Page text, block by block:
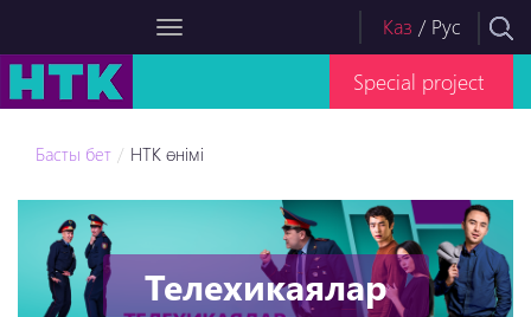
Каз / Рус
Special project
Басты бет НТК өнімі
Телехикаялар